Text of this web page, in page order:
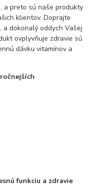
a preto sú naše produkty
klientov. Doprajte
a dokonalý oddych Vašej
ovplyvňuje zdravie sú
dávku vitamínov a
funkciu a zdravie